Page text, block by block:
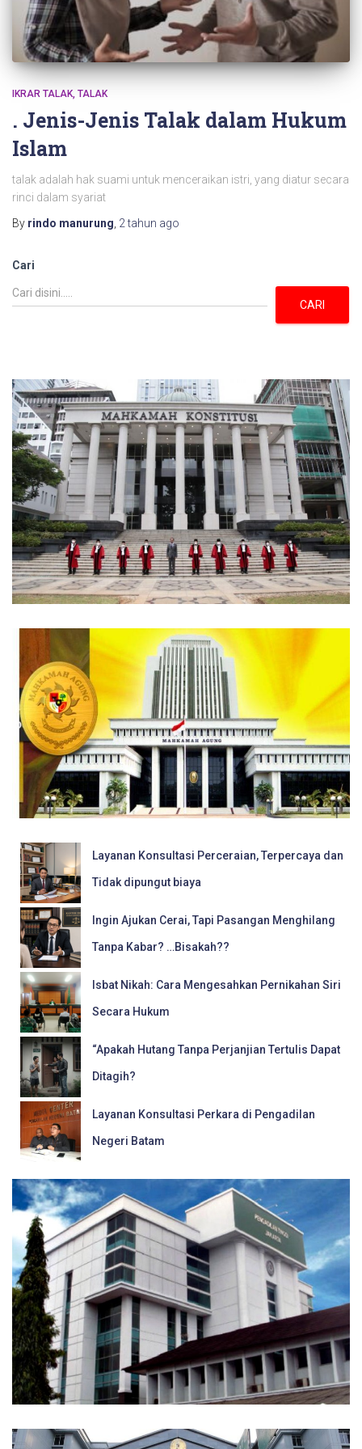
IKRAR TALAK TALAK
. Jenis-Jenis Talak dalam Hukum
Islam
talak adalah hak suami untuk menceraikan istri, yang diatur secara
rinci dalam syariat
By rindo manurung 2 tahun ago
Cari
CARI
Layanan Konsultasi Perceraian, Terpercaya dan
Tidak dipungut biaya
Ingin Ajukan Cerai, Tapi Pasangan Menghilang
Tanpa Kabar? …Bisakah??
Isbat Nikah: Cara Mengesahkan Pernikahan Siri
Secara Hukum
“Apakah Hutang Tanpa Perjanjian Tertulis Dapat
Ditagih?
Layanan Konsultasi Perkara di Pengadilan
Negeri Batam